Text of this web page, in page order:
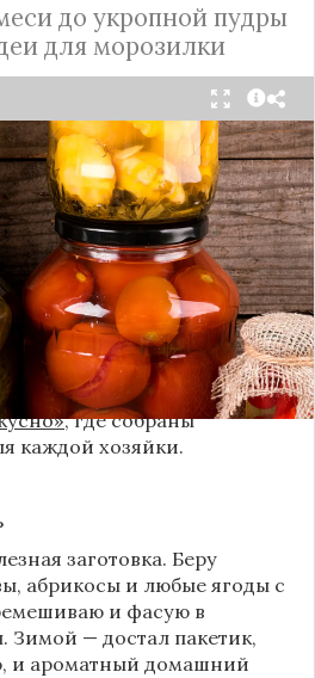
до укропной пудры
для морозилки
пора богатого
максимум летних
банки — это, безусловно,
не уходит из нашей
подход к хранению
что есть и более простые,
любимыми рецептами
Подробнее и с
их можно найти на
, где собраны
каждой хозяйки.
заготовка. Беру
абрикосы и любые ягоды с
и фасую в
Зимой — достал пакетик,
и ароматный домашний